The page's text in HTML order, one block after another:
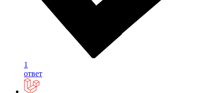
1
ответ